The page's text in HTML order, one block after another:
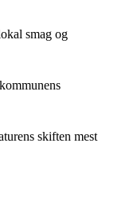
smag og
skiften mest